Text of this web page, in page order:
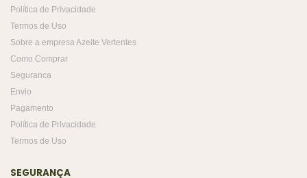
Política de Privacidade
Termos de Uso
Sobre a empresa Azeite Vertentes
Como Comprar
Seguranca
Envio
Pagamento
Política de Privacidade
Termos de Uso
SEGURANÇA